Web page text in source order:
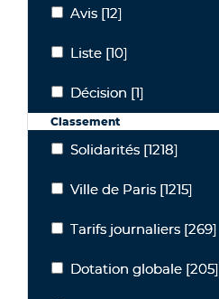
AvisAvis [12]
ListeListe [10]
Décision
Décision [1]
Classement
Solidarités
Solidarités [1218]
Ville de Paris
Ville de Paris [1215]
Tarifs journaliers
Tarifs journaliers [269]
Dotation globale
Dotation globale [205]